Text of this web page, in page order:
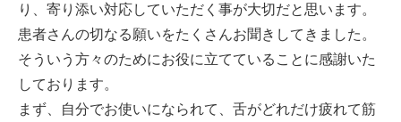
り、寄り添い対応していただく事が大切だと思います。
患者さんの切なる願いをたくさんお聞きしてきました。
そういう方々のためにお役に立てていることに感謝いた
しております。
まず、自分でお使いになられて、舌がどれだけ疲れて筋